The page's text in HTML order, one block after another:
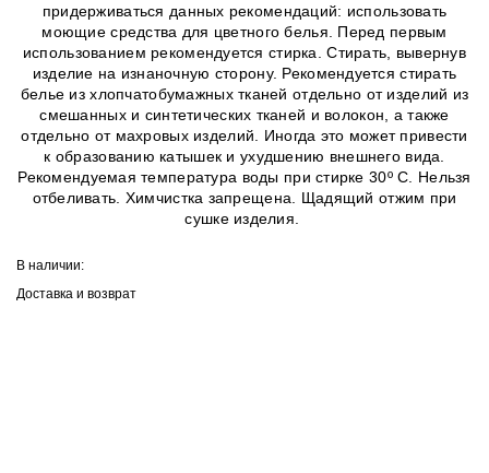
придерживаться данных рекомендаций: использовать
моющие средства для цветного белья. Перед первым
использованием рекомендуется стирка. Стирать, вывернув
изделие на изнаночную сторону. Рекомендуется стирать
белье из хлопчатобумажных тканей отдельно от изделий из
смешанных и синтетических тканей и волокон, а также
отдельно от махровых изделий. Иногда это может привести
к образованию катышек и ухудшению внешнего вида.
Рекомендуемая температура воды при стирке 30º C. Нельзя
отбеливать. Химчистка запрещена. Щадящий отжим при
сушке изделия.
В наличии:
Доставка и возврат